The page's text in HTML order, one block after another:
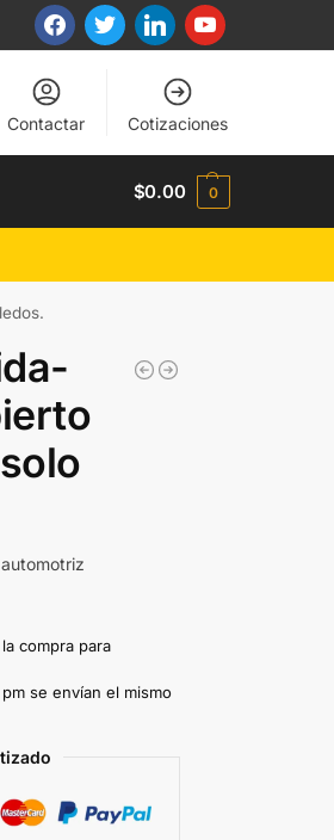
Contactar Cotizaciones
$0.00 0
compra para
se envían el mismo